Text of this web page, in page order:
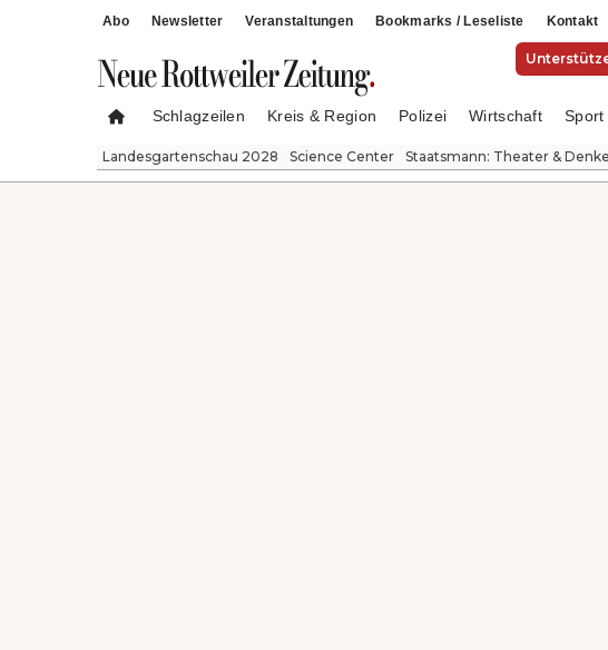
Abo Newsletter Veranstaltungen Bookmarks / Leseliste Kontakt
Schlagzeilen Kreis & Region Polizei Wirtschaft Sport
Landesgartenschau 2028 Science Center Staatsmann: Theater &